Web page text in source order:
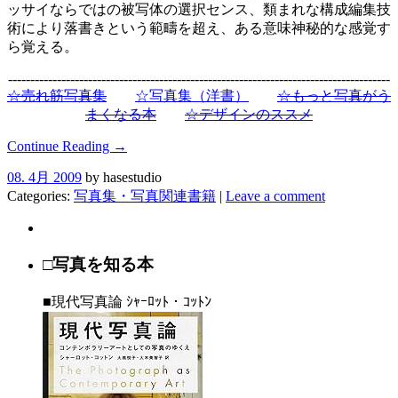
ッサイならではの被写体の選択センス、類まれな構成編集技
術により落書きという範疇を超え、ある意味神秘的な感覚す
ら覚える。
--------------------------------------------------------------------------------------
☆売れ筋写真集
☆写真集（洋書）
☆もっと写真がう
まくなる本
☆デザインのススメ
Continue Reading →
08. 4月 2009 by hasestudio
Categories: 写真集・写真関連書籍 | Leave a comment
□写真を知る本
■現代写真論 ｼｬｰﾛｯﾄ・ｺｯﾄﾝ